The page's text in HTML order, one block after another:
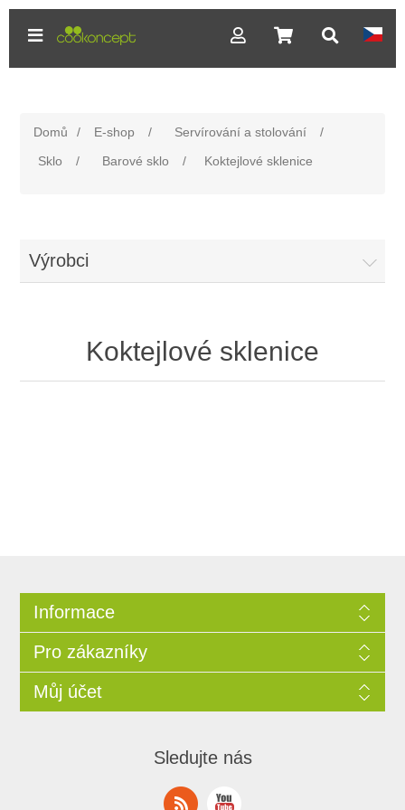
Domů / E-shop / Servírování a stolování
/
Sklo
/ Barové sklo / Koktejlové sklenice
Výrobci
Koktejlové sklenice
Informace
Pro zákazníky
Můj účet
Sledujte nás